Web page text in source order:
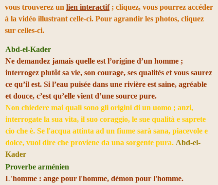
vous trouverez un lien interactif; cliquez, vous pourrez accéder
à la vidéo illustrant celle-ci. Pour agrandir les photos, cliquez
sur celles-ci.
Abd-el-Kader
Ne demandez jamais quelle est l’origine d’un homme ;
interrogez plutôt sa vie, son courage, ses qualités et vous saurez
ce qu’il est. Si l’eau puisée dans une rivière est saine, agréable
et douce, c’est qu’elle vient d’une source pure.
Non chiedere mai quali sono gli origini di un uomo ; anzi,
interrogate la sua vita, il suo coraggio, le sue qualità e saprete
cio che è. Se l'acqua attinta ad un fiume sarà sana, piacevole e
dolce, vuol dire che proviene da una sorgente pura. Abd-el-
Kader
Proverbe arménien
L'homme : ange pour l'homme, démon pour l'homme.